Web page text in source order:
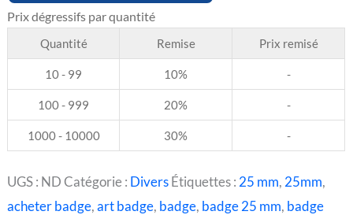
Quantité Remise Prix remisé
10 - 99 10% -
100 - 999 20% -
1000 - 10000 30% -
UGS : NDCatégorie : DiversÉtiquettes : 25 mm, 25mm,
acheter badge,art badge, badge, badge 25 mm, badge